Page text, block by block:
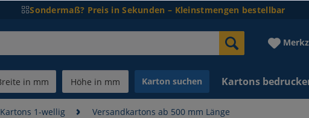
Sondermaß? Preis in Sekunden – Kleinstmengen bestellbar
Karton suchen Kartons
Kartons 1-wellig Versandkartons ab 500 mm Länge